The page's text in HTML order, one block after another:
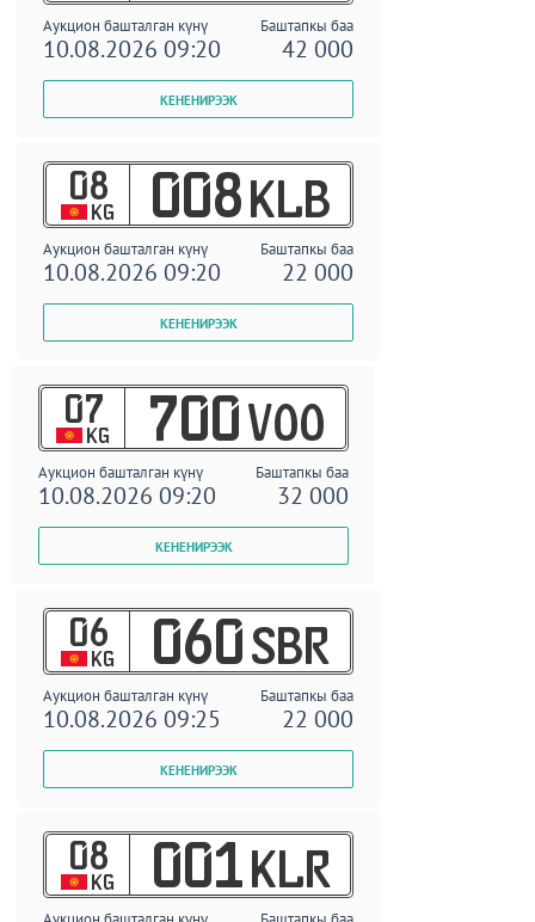
Аукцион башталган күнү Баштапкы баа
10.08.2026 09:20 42 000
08
KG 008 KLB
Аукцион башталган күнү Баштапкы баа
10.08.2026 09:20 22 000
07
KG 700 VOO
Аукцион башталган күнү Баштапкы баа
10.08.2026 09:20 32 000
06
KG 060 SBR
Аукцион башталган күнү Баштапкы баа
10.08.2026 09:25 22 000
08
KG 001 KLR